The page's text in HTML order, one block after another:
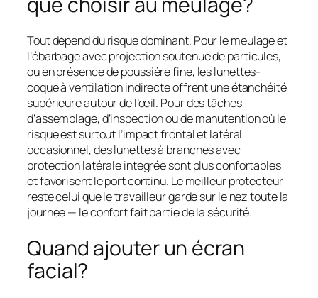
Tout dépend du risque dominant. Pour le meulage et
l’ébarbage avec projection soutenue de particules,
ou en présence de poussière fine, les lunettes-
coque à ventilation indirecte offrent une étanchéité
supérieure autour de l’œil. Pour des tâches
d’assemblage, d’inspection ou de manutention où le
risque est surtout l’impact frontal et latéral
occasionnel, des lunettes à branches avec
protection latérale intégrée sont plus confortables
et favorisent le port continu. Le meilleur protecteur
reste celui que le travailleur garde sur le nez toute la
journée — le confort fait partie de la sécurité.
Quand ajouter un écran
facial?